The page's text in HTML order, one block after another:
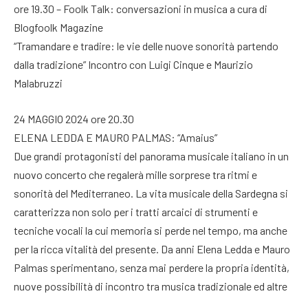
ore 19.30 – Foolk Talk: conversazioni in musica a cura di
Blogfoolk Magazine
“Tramandare e tradire: le vie delle nuove sonorità partendo
dalla tradizione” Incontro con Luigi Cinque e Maurizio
Malabruzzi
24 MAGGIO 2024 ore 20.30
ELENA LEDDA E MAURO PALMAS: “Amaius”
Due grandi protagonisti del panorama musicale italiano in un
nuovo concerto che regalerà mille sorprese tra ritmi e
sonorità del Mediterraneo. La vita musicale della Sardegna si
caratterizza non solo per i tratti arcaici di strumenti e
tecniche vocali la cui memoria si perde nel tempo, ma anche
per la ricca vitalità del presente. Da anni Elena Ledda e Mauro
Palmas sperimentano, senza mai perdere la propria identità,
nuove possibilità di incontro tra musica tradizionale ed altre